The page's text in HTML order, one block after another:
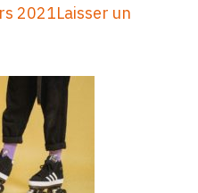
2021Laisser un